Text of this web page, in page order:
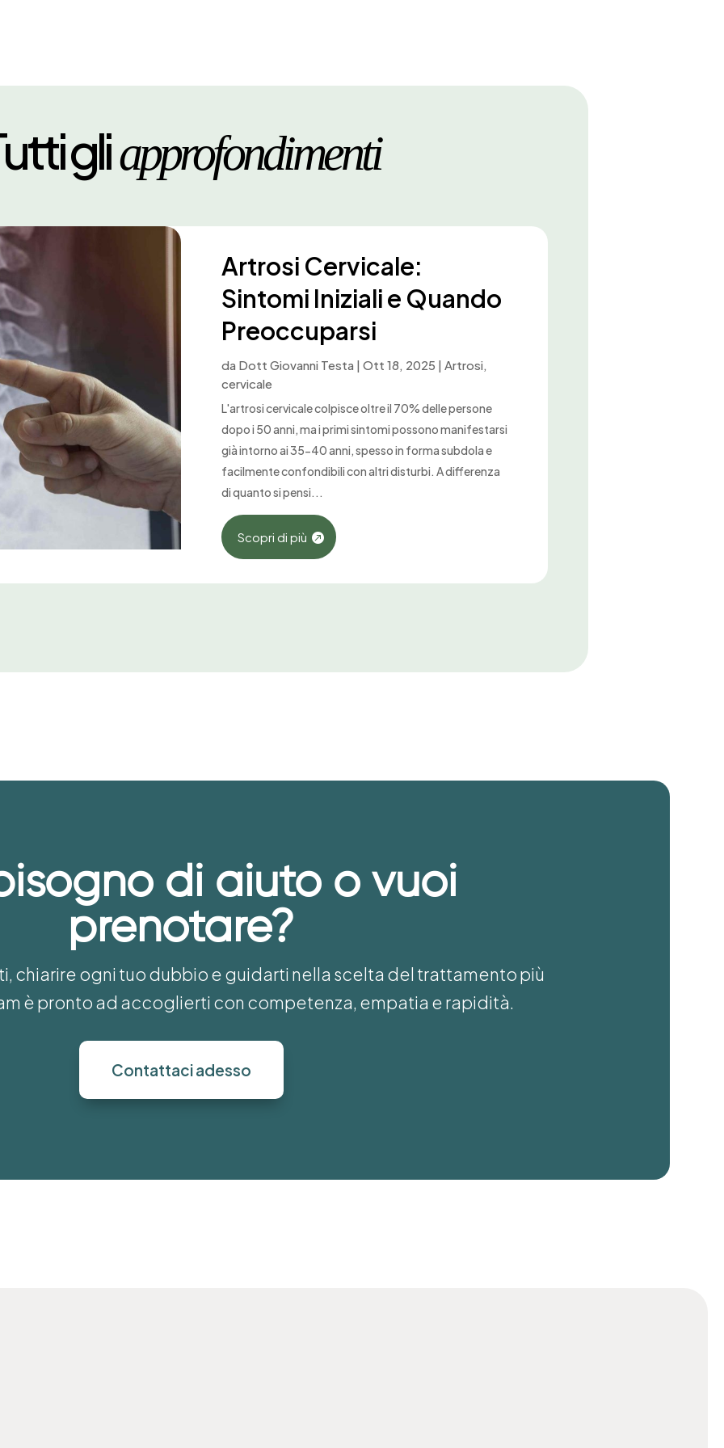
gliapprofondimenti
Artrosi Cervicale:
Sintomi Iniziali e Quando
Preoccuparsi
da Dott Giovanni Testa | Ott 18, 2025 | Artrosi
cervicale
L'artrosi cervicale colpisce oltre il 70% delle persone
dopo i 50 anni, ma i primi sintomi possono manifestarsi
già intorno ai 35-40 anni, spesso in forma subdola e
facilmente confondibili con altri disturbi. A differenza
di quanto si pensi...
Scopri di più
di aiuto o vuoi
prenotare?
chiarire ogni tuo dubbio e guidarti nella scelta del trattamento più
è pronto ad accoglierti con competenza, empatia e rapidità.
Contattaci adesso